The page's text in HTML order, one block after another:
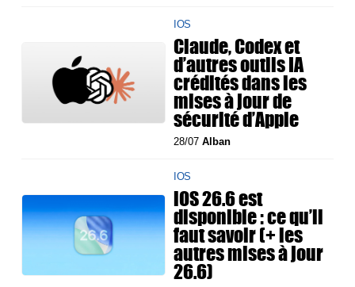
IOS
Claude, Codex et
d’autres outils IA
crédités dans les
mises à jour de
sécurité d’Apple
28/07Alban
IOS
iOS 26.6 est
disponible : ce qu’il
faut savoir (+ les
autres mises à jour
26.6)